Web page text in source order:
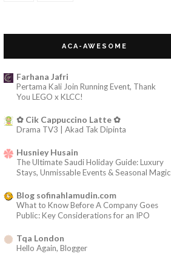
Eropa 2013
#REVIEW Movie : Interchange 2016
SUPPORT ME!! POKUCU Contest
First Beauty Box Giveaway by Us with
Love ❤
#REVIEW Movie : Sepatu Dahlan 2014
Giveaway Paling Gedik
Segmen Pencarian Bloglist by ombak
Bergigi
ACA-AWESOME
Farhana Jafri
Pertama Kali Join Running Event, Thank
You LEGO x KLCC!
✿ Cik Cappuccino Latte ✿
Drama TV3 | Akad Tak Dipinta
Husniey Husain
The Ultimate Saudi Holiday Guide: Luxury
Stays, Unmissable Events & Seasonal Magic
Blog sofinahlamudin.com
What to Know Before A Company Goes
Public: Key Considerations for an IPO
Tqa London
Hello Again, Blogger